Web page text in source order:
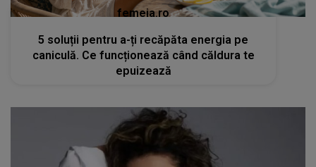
femeia.ro
5 soluții pentru a-ți recăpăta energia pe
caniculă. Ce funcționează când căldura te
epuizează